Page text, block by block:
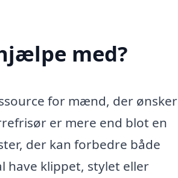
med?
for mænd, der ønsker
er mere end blot en
der kan forbedre både
have klippet, stylet eller